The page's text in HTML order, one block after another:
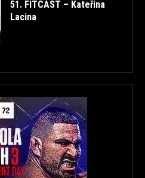
51. FITCAST – Kateřina
Lacina